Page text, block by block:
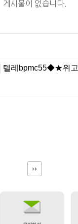
게시물이 없습니다.